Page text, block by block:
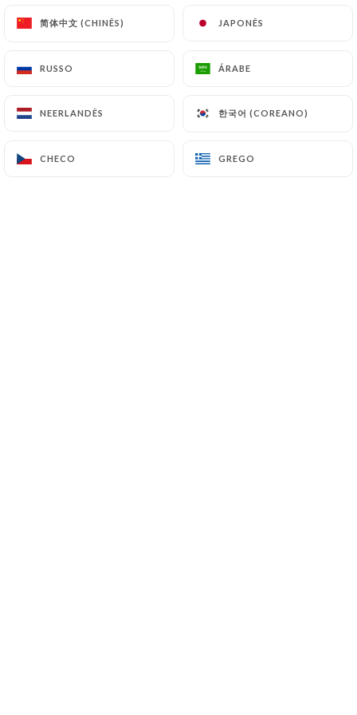
简体中文 (CHINÊS) JAPONÊS
RUSSO ÁRABE
NEERLANDÊS 한국어 (COREANO)
CHECO GREGO
简体中文 (CHINÊS) JAPONÊS
RUSSO ÁRABE
NEERLANDÊS 한국어 (COREANO)
CHECO GREGO